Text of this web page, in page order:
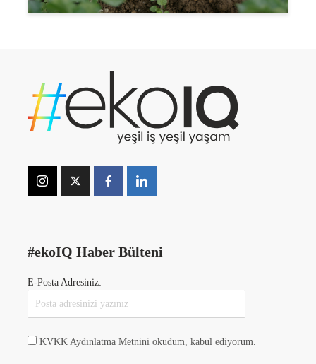
#ekoIQ Haber Bülteni
E-Posta Adresiniz:
KVKK Aydınlatma Metnini okudum, kabul ediyorum.